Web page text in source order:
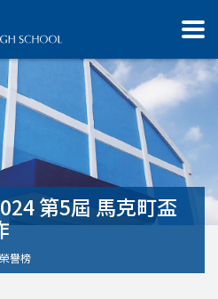
第5屆 馬克町盃
榮譽榜